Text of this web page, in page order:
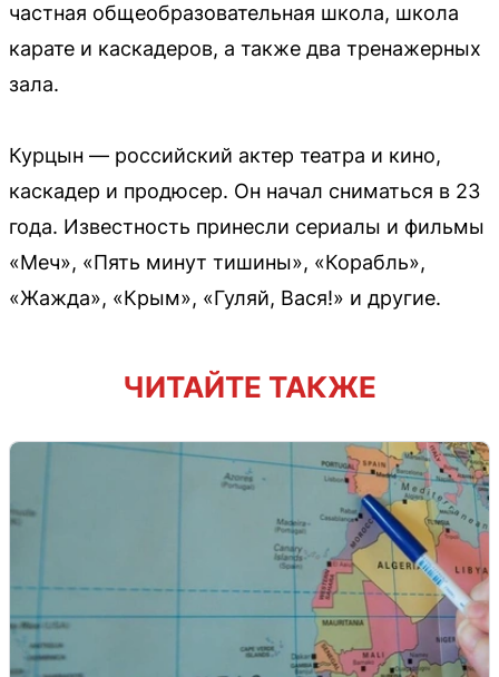
частная общеобразовательная школа, школа
карате и каскадеров, а также два тренажерных
зала.
Курцын — российский актер театра и кино,
каскадер и продюсер. Он начал сниматься в 23
года. Известность принесли сериалы и фильмы
«Меч», «Пять минут тишины», «Корабль»,
«Жажда», «Крым», «Гуляй, Вася!» и другие.
ЧИТАЙТЕ ТАКЖЕ